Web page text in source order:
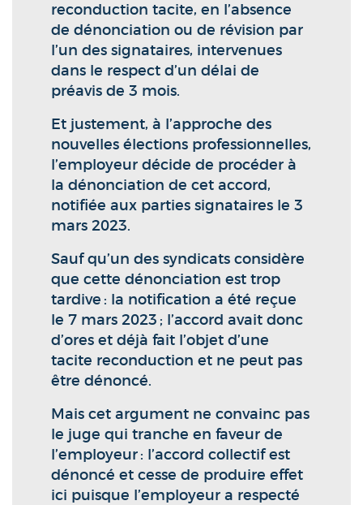
reconduction tacite, en l’absence
de dénonciation ou de révision par
l’un des signataires, intervenues
dans le respect d’un délai de
préavis de 3 mois.
Et justement, à l’approche des
nouvelles élections professionnelles,
l’employeur décide de procéder à
la dénonciation de cet accord,
notifiée aux parties signataires le 3
mars 2023.
Sauf qu’un des syndicats considère
que cette dénonciation est trop
tardive : la notification a été reçue
le 7 mars 2023 ; l’accord avait donc
d’ores et déjà fait l’objet d’une
tacite reconduction et ne peut pas
être dénoncé.
Mais cet argument ne convainc pas
le juge qui tranche en faveur de
l’employeur : l’accord collectif est
dénoncé et cesse de produire effet
ici puisque l’employeur a respecté